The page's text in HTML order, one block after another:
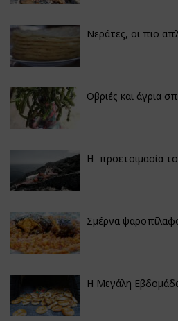
Νεράτες, οι πιο
Οβριές και άγρια
Η προετοιμασία
Σμέρνα
Η Μεγάλη